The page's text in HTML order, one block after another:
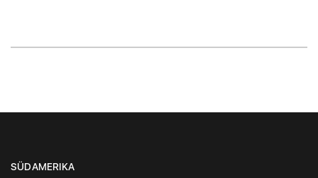
SÜDAMERIKA